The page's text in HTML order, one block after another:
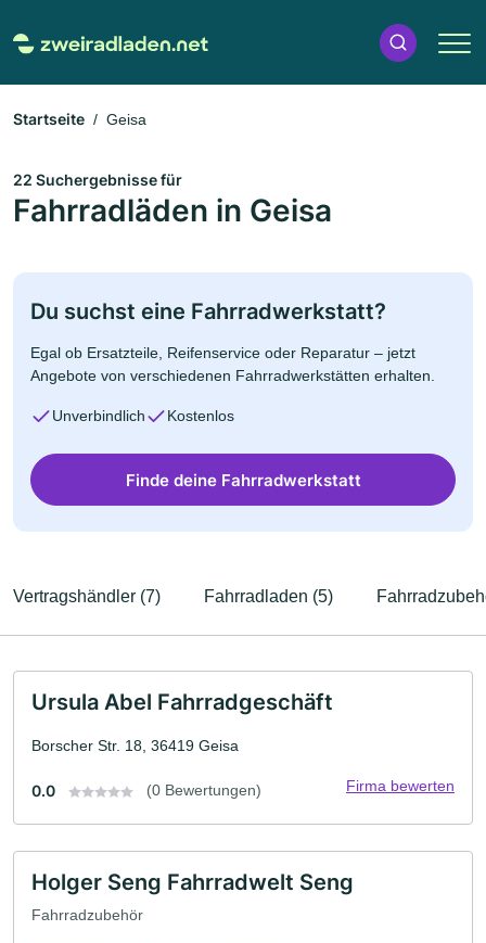
Startseite Geisa
22 Suchergebnisse für
Fahrradläden in Geisa
Du suchst eine Fahrradwerkstatt?
Egal ob Ersatzteile, Reifenservice oder Reparatur – jetzt
Angebote von verschiedenen Fahrradwerkstätten erhalten.
Unverbindlich Kostenlos
Finde deine Fahrradwerkstatt
Vertragshändler (7) Fahrradladen (5)
Ursula Abel Fahrradgeschäft
Borscher Str. 18, 36419 Geisa
0.0 (0 Bewertungen) Firma bewerten
Holger Seng Fahrradwelt Seng
Fahrradzubehör